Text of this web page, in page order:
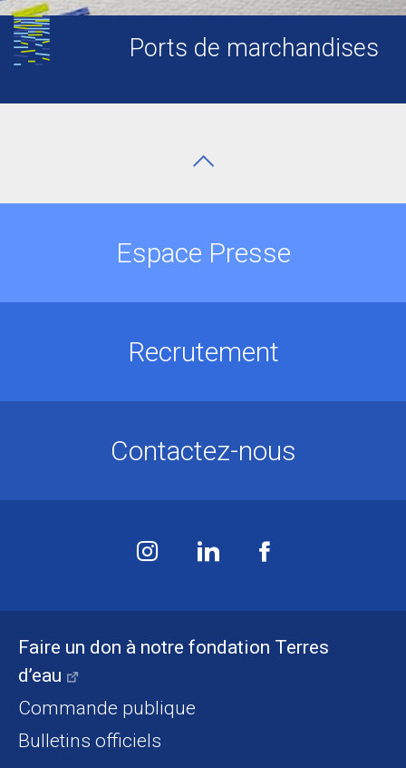
Ports de marchandises
Faire un don à notre fondation Terres
d’eau
Commande publique
Bulletins officiels
Espace Presse
Recrutement
Contactez-nous